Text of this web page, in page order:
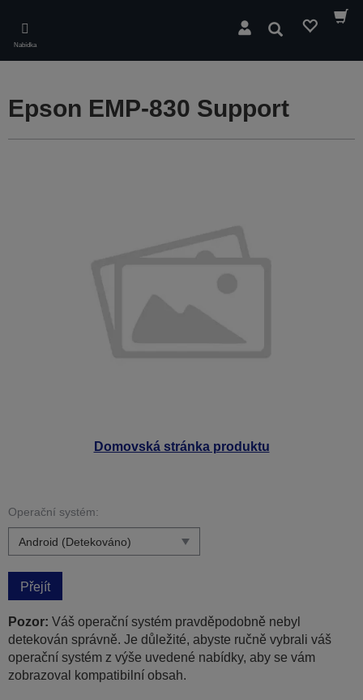
main
content
Nabídka
Hledat
Domovská stránka produktu
Epson EMP-830 Support
Operační systém:
Přejít
Pozor: Váš operační systém pravděpodobně nebyl
detekován správně. Je důležité, abyste ručně vybrali váš
operační systém z výše uvedené nabídky, aby se vám
zobrazoval kompatibilní obsah.